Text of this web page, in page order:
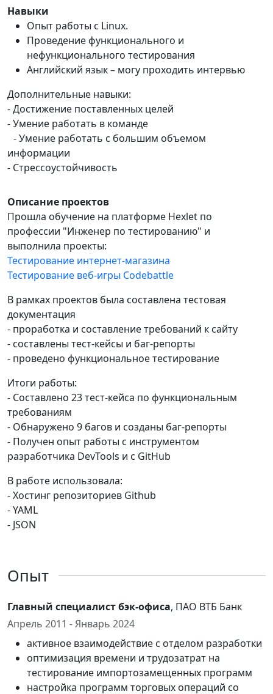
Навыки
Опыт работы с Linux.
Проведение функционального и
нефункционального тестирования
Английский язык – могу проходить интервью
Дополнительные навыки:
- Достижение поставленных целей
- Умение работать в команде
- Умение работать с большим объемом
информации
- Стрессоустойчивость
Описание проектов
Прошла обучение на платформе Hexlet по
профессии "Инженер по тестированию" и
выполнила проекты:
Тестирование интернет-магазина
Тестирование веб-игры Codebattle
В рамках проектов была составлена тестовая
документация
- проработка и составление требований к сайту
- составлены тест-кейсы и баг-репорты
- проведено функциональное тестирование
Итоги работы:
- Составлено 23 тест-кейса по функциональным
требованиям
- Обнаружено 9 багов и созданы баг-репорты
- Получен опыт работы с инструментом
разработчика DevTools и с GitHub
В работе использовала:
- Хостинг репозиториев Github
- YAML
- JSON
Опыт
Главный специалист бэк-офиса, ПАО ВТБ Банк
Апрель 2011 - Январь 2024
активное взаимодействие с отделом разработки
оптимизация времени и трудозатрат на
тестирование импортозамещенных программ
настройка программ торговых операций со